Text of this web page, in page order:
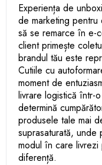
Experiența de
de marketing
să se remarce în e-
client primește
brandul tău este
Cutiile cu
moment de
livrare logistică într-
determină
produsele tale mai
suprasaturată,
modul în care livrezi
diferență.